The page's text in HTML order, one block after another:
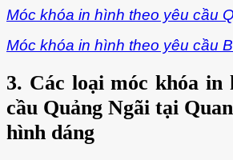
Móc khóa in hình theo yêu cầu
Móc khóa in hình theo yêu cầu
3. Các loại móc khóa in
cầu Quảng Ngãi tại
hình dáng